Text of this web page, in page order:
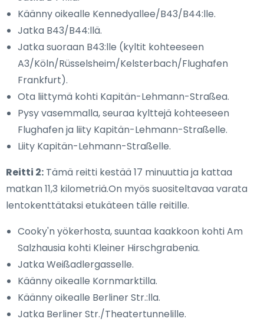
Käänny oikealle Kennedyallee/B43/B44:lle.
Jatka B43/B44:llä.
Jatka suoraan B43:lle (kyltit kohteeseen
A3/Köln/Rüsselsheim/Kelsterbach/Flughafen
Frankfurt).
Ota liittymä kohti Kapitän-Lehmann-Straßea.
Pysy vasemmalla, seuraa kylttejä kohteeseen
Flughafen ja liity Kapitän-Lehmann-Straßelle.
Liity Kapitän-Lehmann-Straßelle.
Reitti 2: Tämä reitti kestää 17 minuuttia ja kattaa
matkan 11,3 kilometriä.On myös suositeltavaa varata
lentokenttätaksi etukäteen tälle reitille.
Cooky'n yökerhosta, suuntaa kaakkoon kohti Am
Salzhausia kohti Kleiner Hirschgrabenia.
Jatka Weißadlergasselle.
Käänny oikealle Kornmarktilla.
Käänny oikealle Berliner Str.:lla.
Jatka Berliner Str./Theatertunnelille.